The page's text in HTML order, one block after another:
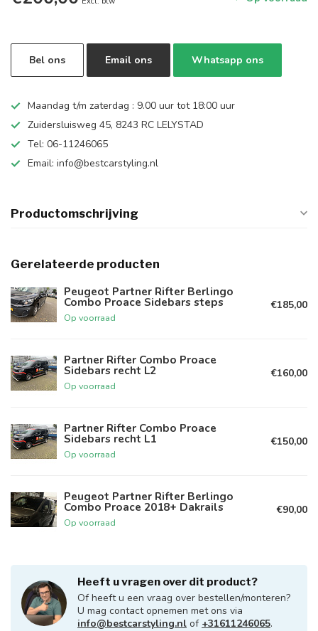
Bel ons Email ons Whatsapp ons
Maandag t/m zaterdag : 9.00 uur tot 18:00 uur
Zuidersluisweg 45, 8243 RC LELYSTAD
Tel: 06-11246065
Email: info@bestcarstyling.nl
Productomschrijving
Gerelateerde producten
Peugeot Partner Rifter Berlingo
Combo Proace Sidebars steps
Op voorraad
€185,00
Partner Rifter Combo Proace
Sidebars recht L2
Op voorraad
€160,00
Partner Rifter Combo Proace
Sidebars recht L1
Op voorraad
€150,00
Peugeot Partner Rifter Berlingo
Combo Proace 2018+ Dakrails
Op voorraad
€90,00
Heeft u vragen over dit product?
Of heeft u een vraag over bestellen/monteren?
U mag contact opnemen met ons via
info@bestcarstyling.nl of +31611246065.